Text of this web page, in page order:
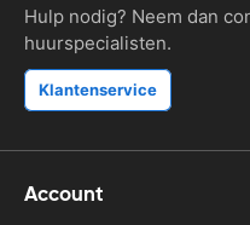
Hulp nodig? Neem dan
huurspecialisten.
Klantenservice
Account